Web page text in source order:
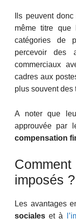
Ils peuvent donc
même titre que
catégories de
percevoir des
commerciaux
cadres aux
plus souvent des
A noter que
approuvée par
compensation
imposés ?
Les avantages
sociales et à